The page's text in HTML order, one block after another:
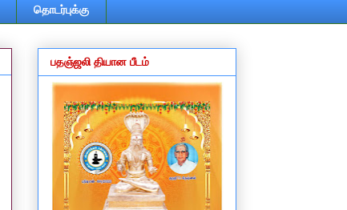
தொடர்புக்கு
பதஞ்ஜலி தியான பீடம்